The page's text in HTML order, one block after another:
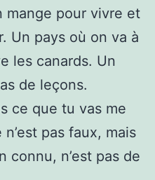
mange pour vivre et
Un pays où on va à
les canards. Un
de leçons.
ce que tu vas me
pas faux, mais
connu, n’est pas de